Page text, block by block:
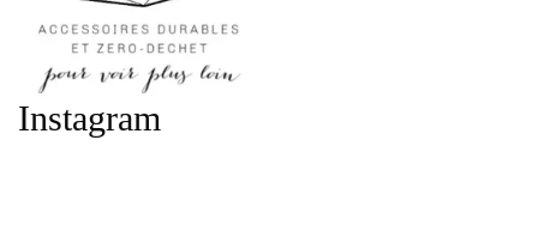
Instagram